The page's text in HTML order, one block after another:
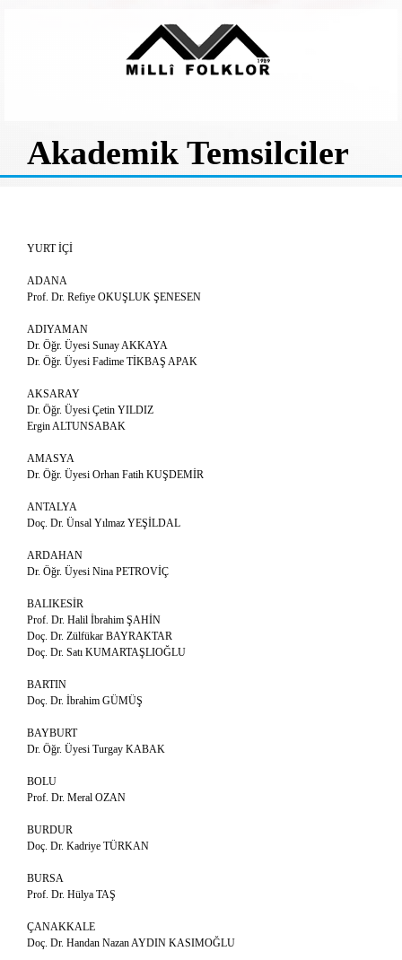
Akademik Temsilciler
YURT İÇİ
ADANA
Prof. Dr. Refiye OKUŞLUK ŞENESEN
ADIYAMAN
Dr. Öğr. Üyesi Sunay AKKAYA
Dr. Öğr. Üyesi Fadime TİKBAŞ APAK
AKSARAY
Dr. Öğr. Üyesi Çetin YILDIZ
Ergin ALTUNSABAK
AMASYA
Dr. Öğr. Üyesi Orhan Fatih KUŞDEMİR
ANTALYA
Doç. Dr. Ünsal Yılmaz YEŞİLDAL
ARDAHAN
Dr. Öğr. Üyesi Nina PETROVİÇ
BALIKESİR
Prof. Dr. Halil İbrahim ŞAHİN
Doç. Dr. Zülfükar BAYRAKTAR
Doç. Dr. Satı KUMARTAŞLIOĞLU
BARTIN
Doç. Dr. İbrahim GÜMÜŞ
BAYBURT
Dr. Öğr. Üyesi Turgay KABAK
BOLU
Prof. Dr. Meral OZAN
BURDUR
Doç. Dr. Kadriye TÜRKAN
BURSA
Prof. Dr. Hülya TAŞ
ÇANAKKALE
Doç. Dr. Handan Nazan AYDIN KASIMOĞLU